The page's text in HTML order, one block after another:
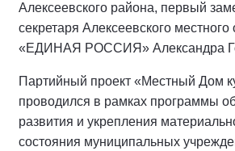
Алексеевского района, первый
секретаря Алексеевского
«ЕДИНАЯ РОССИЯ» Александра
Партийный проект «Местный Дом
проводился в рамках программы
развития и укрепления
состояния муниципальных